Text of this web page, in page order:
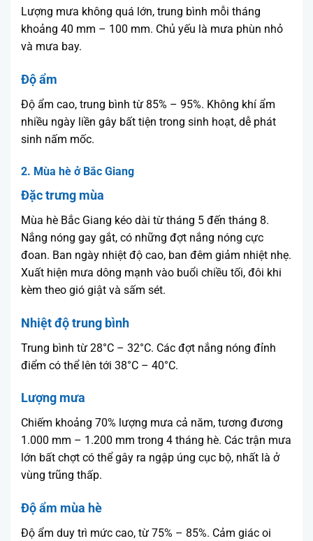
Lượng mưa không quá lớn, trung bình mỗi tháng
khoảng 40 mm – 100 mm. Chủ yếu là mưa phùn nhỏ
và mưa bay.
Độ ẩm
Độ ẩm cao, trung bình từ 85% – 95%. Không khí ẩm
nhiều ngày liền gây bất tiện trong sinh hoạt, dễ phát
sinh nấm mốc.
2. Mùa hè ở Bắc Giang
Đặc trưng mùa
Mùa hè Bắc Giang kéo dài từ tháng 5 đến tháng 8.
Nắng nóng gay gắt, có những đợt nắng nóng cực
đoan. Ban ngày nhiệt độ cao, ban đêm giảm nhiệt nhẹ.
Xuất hiện mưa dông mạnh vào buổi chiều tối, đôi khi
kèm theo gió giật và sấm sét.
Nhiệt độ trung bình
Trung bình từ 28°C – 32°C. Các đợt nắng nóng đỉnh
điểm có thể lên tới 38°C – 40°C.
Lượng mưa
Chiếm khoảng 70% lượng mưa cả năm, tương đương
1.000 mm – 1.200 mm trong 4 tháng hè. Các trận mưa
lớn bất chợt có thể gây ra ngập úng cục bộ, nhất là ở
vùng trũng thấp.
Độ ẩm mùa hè
Độ ẩm duy trì mức cao, từ 75% – 85%. Cảm giác oi